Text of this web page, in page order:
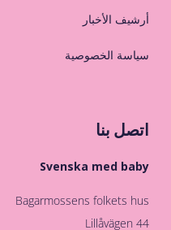
أرشيف الأخبار
سياسة الخصوصية
اتصل بنا
Svenska med baby
Bagarmossens folkets hus
Lillåvägen 44